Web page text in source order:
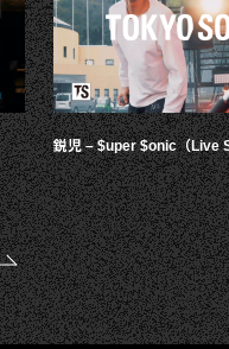
鋭児 – $uper $onic（Live